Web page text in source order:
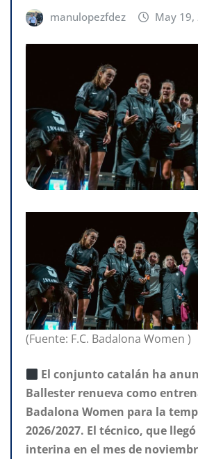
manulopezfdez May 19,
(Fuente: F.C. Badalona Women )
El conjunto catalán ha
Ballester renueva como
Badalona Women para la
2026/2027. El técnico, que
interina en el mes de